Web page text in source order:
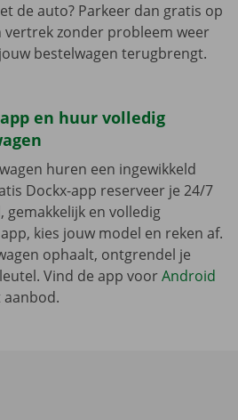
de auto? Parkeer dan gratis op
zonder probleem weer
bestelwagen terugbrengt.
en huur volledig
huren een ingewikkeld
Dockx-app reserveer je 24/7
gemakkelijk en volledig
kies jouw model en reken af.
ophaalt, ontgrendel je
Vind de app voorAndroid
aanbod.